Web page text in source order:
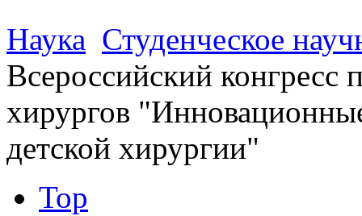
Наука Студенческое
Всероссийский конгресс
хирургов
детской хирургии"
Top